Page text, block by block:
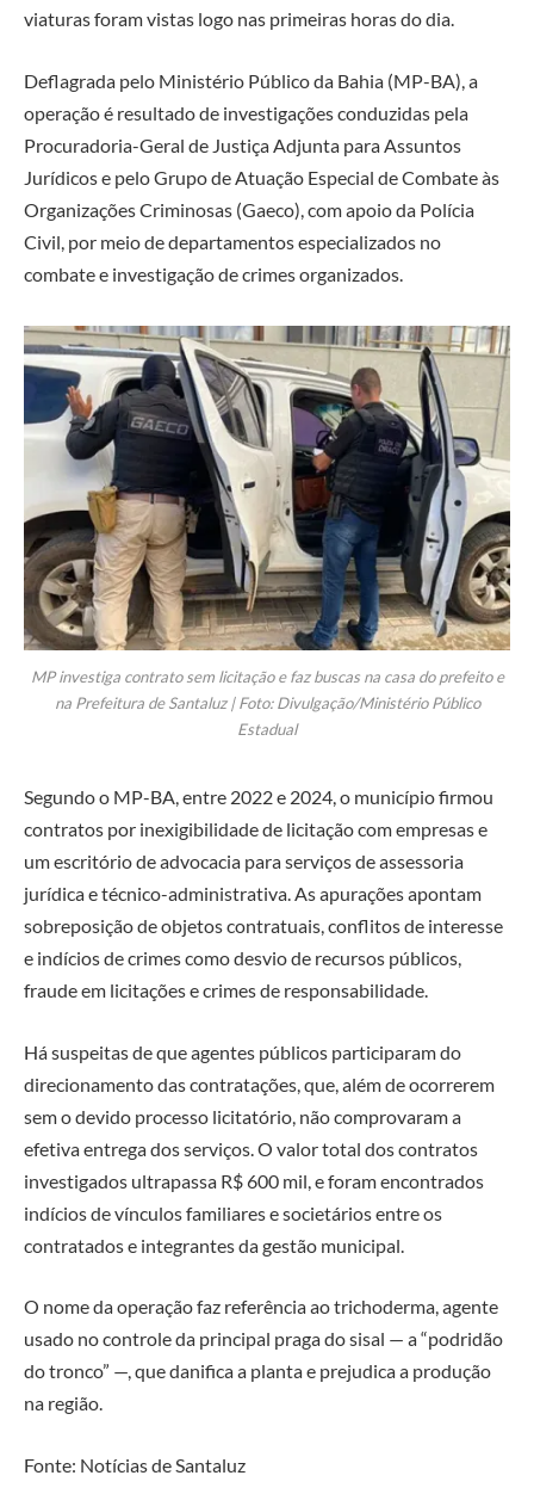
viaturas foram vistas logo nas primeiras horas do dia.
Deflagrada pelo Ministério Público da Bahia (MP-BA), a
operação é resultado de investigações conduzidas pela
Procuradoria-Geral de Justiça Adjunta para Assuntos
Jurídicos e pelo Grupo de Atuação Especial de Combate às
Organizações Criminosas (Gaeco), com apoio da Polícia
Civil, por meio de departamentos especializados no
combate e investigação de crimes organizados.
MP investiga contrato sem licitação e faz buscas na casa do prefeito e
na Prefeitura de Santaluz | Foto: Divulgação/Ministério Público
Estadual
Segundo o MP-BA, entre 2022 e 2024, o município firmou
contratos por inexigibilidade de licitação com empresas e
um escritório de advocacia para serviços de assessoria
jurídica e técnico-administrativa. As apurações apontam
sobreposição de objetos contratuais, conflitos de interesse
e indícios de crimes como desvio de recursos públicos,
fraude em licitações e crimes de responsabilidade.
Há suspeitas de que agentes públicos participaram do
direcionamento das contratações, que, além de ocorrerem
sem o devido processo licitatório, não comprovaram a
efetiva entrega dos serviços. O valor total dos contratos
investigados ultrapassa R$ 600 mil, e foram encontrados
indícios de vínculos familiares e societários entre os
contratados e integrantes da gestão municipal.
O nome da operação faz referência ao trichoderma, agente
usado no controle da principal praga do sisal — a “podridão
do tronco” —, que danifica a planta e prejudica a produção
na região.
Fonte: Notícias de Santaluz